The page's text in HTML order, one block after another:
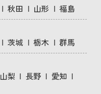
秋田 山形
福島
茨城 栃木
群馬
山梨 長野
愛知